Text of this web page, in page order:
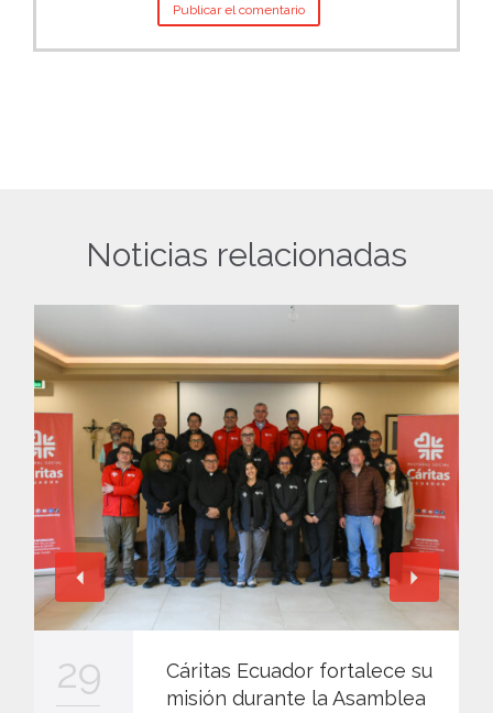
Noticias relacionadas
29
Cáritas Ecuador fortalece su
misión durante la Asamblea